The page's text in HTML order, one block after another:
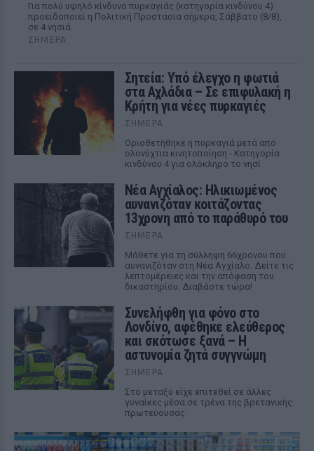
Για πολύ υψηλό κίνδυνο πυρκαγιάς (κατηγορία κινδύνου 4)
προειδοποιεί η Πολιτική Προστασία σήμερα, Σάββατο (8/8),
σε 4 νησιά.
ΣΉΜΕΡΑ
Σητεία: Υπό έλεγχο η φωτιά
στα Αχλάδια – Σε επιφυλακή η
Κρήτη για νέες πυρκαγιές
ΣΉΜΕΡΑ
Οριοθετήθηκε η πυρκαγιά μετά από
ολονύχτια κινητοποίηση - Κατηγορία
κινδύνου 4 για ολόκληρο το νησί
Νέα Αγχίαλος: Ηλικιωμένος
αυνανιζόταν κοιτάζοντας
13χρονη από το παράθυρό του
ΣΉΜΕΡΑ
Μάθετε για τη σύλληψη 66χρονου που
αυνανιζόταν στη Νέα Αγχίαλο. Δείτε τις
λεπτομέρειες και την απόφαση του
δικαστηρίου. Διαβάστε τώρα!
Συνελήφθη για φόνο στο
Λονδίνο, αφέθηκε ελεύθερος
και σκότωσε ξανά – Η
αστυνομία ζητά συγγνώμη
ΣΉΜΕΡΑ
Στο μεταξύ είχε επιτεθεί σε άλλες
γυναίκες μέσα σε τρένα της βρετανικής
πρωτεύουσας